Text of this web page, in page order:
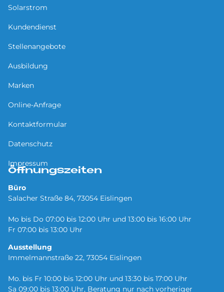
Solarstrom
Kundendienst
Stellenangebote
Ausbildung
Marken
Online-Anfrage
Kontaktformular
Datenschutz
Impressum
Öffnungszeiten
Büro
Salacher Straße 84, 73054 Eislingen
Mo bis Do 07:00 bis 12:00 Uhr und 13:00 bis 16:00 Uhr
Fr 07:00 bis 13:00 Uhr
Ausstellung
Immelmannstraße 22, 73054 Eislingen
Mo. bis Fr 10:00 bis 12:00 Uhr und 13:30 bis 17:00 Uhr
Sa 09:00 bis 13:00 Uhr, Beratung nur nach vorheriger